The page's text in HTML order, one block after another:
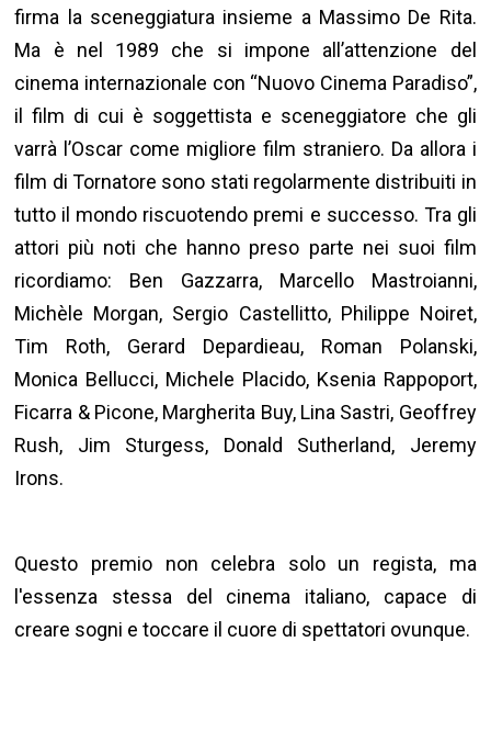
firma la sceneggiatura insieme a Massimo De Rita.
Ma è nel 1989 che si impone all’attenzione del
cinema internazionale con “Nuovo Cinema Paradiso”,
il film di cui è soggettista e sceneggiatore che gli
varrà l’Oscar come migliore film straniero. Da allora i
film di Tornatore sono stati regolarmente distribuiti in
tutto il mondo riscuotendo premi e successo. Tra gli
attori più noti che hanno preso parte nei suoi film
ricordiamo: Ben Gazzarra, Marcello Mastroianni,
Michèle Morgan, Sergio Castellitto, Philippe Noiret,
Tim Roth, Gerard Depardieau, Roman Polanski,
Monica Bellucci, Michele Placido, Ksenia Rappoport,
Ficarra & Picone, Margherita Buy, Lina Sastri, Geoffrey
Rush, Jim Sturgess, Donald Sutherland, Jeremy
Irons.
Questo premio non celebra solo un regista, ma
l'essenza stessa del cinema italiano, capace di
creare sogni e toccare il cuore di spettatori ovunque.